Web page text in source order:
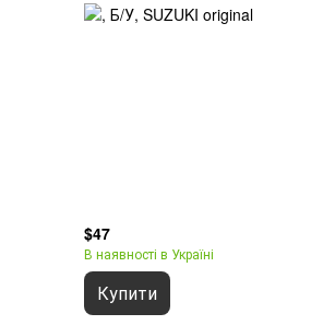
$47
В наявності в Україні
Купити